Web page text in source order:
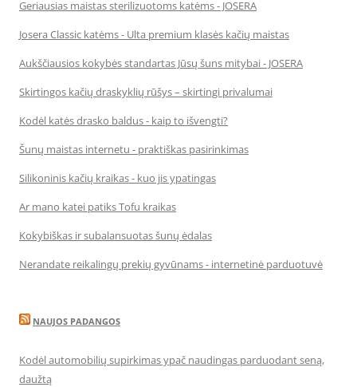
Geriausias maistas sterilizuotoms katėms - JOSERA
Josera Classic katėms - Ulta premium klasės kačių maistas
Aukščiausios kokybės standartas Jūsų šuns mitybai - JOSERA
Skirtingos kačių draskyklių rūšys – skirtingi privalumai
Kodėl katės drasko baldus - kaip to išvengti?
Šunų maistas internetu - praktiškas pasirinkimas
Silikoninis kačių kraikas - kuo jis ypatingas
Ar mano katei patiks Tofu kraikas
Kokybiškas ir subalansuotas šunų ėdalas
Nerandate reikalingų prekių gyvūnams - internetinė parduotuvė
NAUJOS PADANGOS
Kodėl automobilių supirkimas ypač naudingas parduodant seną,
daužtą